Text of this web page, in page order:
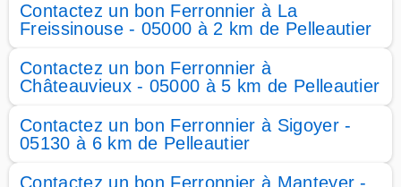
Contactez un bon Ferronnier à La
Freissinouse - 05000 à 2 km de Pelleautier
Contactez un bon Ferronnier à
Châteauvieux - 05000 à 5 km de Pelleautier
Contactez un bon Ferronnier à Sigoyer -
05130 à 6 km de Pelleautier
Contactez un bon Ferronnier à Manteyer -